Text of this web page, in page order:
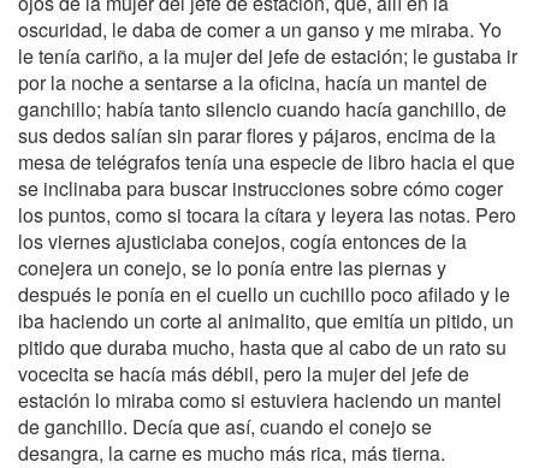
oscuridad, le daba de comer a un ganso y me miraba. Yo
le tenía cariño, a la mujer del jefe de estación; le gustaba ir
por la noche a sentarse a la oficina, hacía un mantel de
ganchillo; había tanto silencio cuando hacía ganchillo, de
sus dedos salían sin parar flores y pájaros, encima de la
mesa de telégrafos tenía una especie de libro hacia el que
se inclinaba para buscar instrucciones sobre cómo coger
los puntos, como si tocara la cítara y leyera las notas. Pero
los viernes ajusticiaba conejos, cogía entonces de la
conejera un conejo, se lo ponía entre las piernas y
después le ponía en el cuello un cuchillo poco afilado y le
iba haciendo un corte al animalito, que emitía un pitido, un
pitido que duraba mucho, hasta que al cabo de un rato su
vocecita se hacía más débil, pero la mujer del jefe de
estación lo miraba como si estuviera haciendo un mantel
de ganchillo. Decía que así, cuando el conejo se
desangra, la carne es mucho más rica, más tierna.